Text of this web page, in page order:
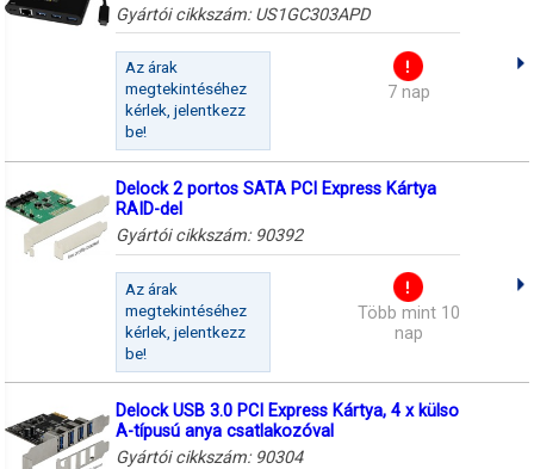
Gyártói cikkszám: US1GC303APD
Az árak
megtekintéséhez
kérlek, jelentkezz
be!
7 nap
Delock 2 portos SATA PCI Express Kártya
RAID-del
Gyártói cikkszám: 90392
Az árak
megtekintéséhez
kérlek, jelentkezz
be!
Több mint 10
nap
Delock USB 3.0 PCI Express Kártya, 4 x külso
A-típusú anya csatlakozóval
Gyártói cikkszám: 90304